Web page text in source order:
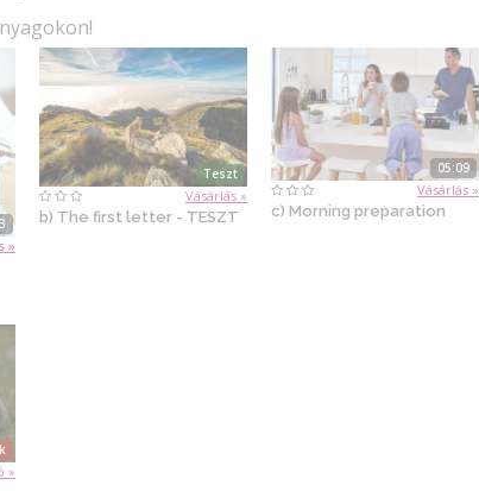
»
Teszt
Vásárlás »
b) The first letter - TESZT
05:09
Vásárlás »
c) Morning preparation
»